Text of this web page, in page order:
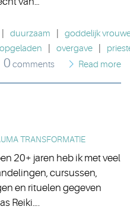
duurzaam
goddelijk
opgeladen overgave
0 comments Read more
TRANSFORMATIE
20+ jaren heb ik met veel
cursussen,
en rituelen gegeven
Reiki….